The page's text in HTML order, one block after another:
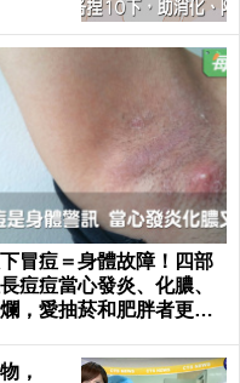
冒痘＝身體故障！四部
痘痘當心發炎、化膿、
，愛抽菸和肥胖者更要
，